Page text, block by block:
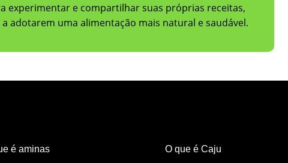
experimentar e compartilhar suas próprias receitas,
adotarem uma alimentação mais natural e saudável.
é aminas
O que é Caju